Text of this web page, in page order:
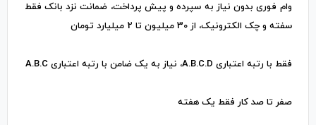
وام فوری بدون نیاز به سپرده و پیش پرداخت، ضمانت نزد بانک فقط
سفته و چک الکترونیک، از 30 میلیون تا 2 میلیارد تومان
فقط با رتبه اعتباری A.B.C.D، نیاز به یک ضامن با رتبه اعتباری A.B.C
صفر تا صد کار فقط یک هفته